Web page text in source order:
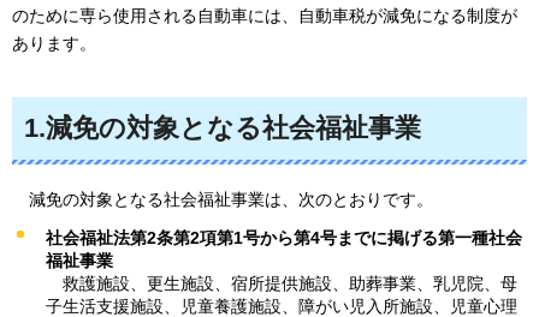
のために専ら使用される自動車には、自動車税が減免になる制度が
あります。
1.減免の対象となる社会福祉事業
減免の対象となる社会福祉事業は、次のとおりです。
社会福祉法第2条第2項第1号から第4号までに掲げる第一種社会
福祉事業
救護施設、更生施設、宿所提供施設、助葬事業、乳児院、母
子生活支援施設、児童養護施設、障がい児入所施設、児童心理